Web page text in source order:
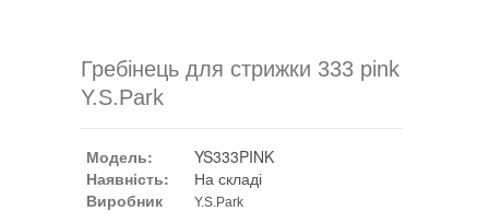
Гребінець для стрижки 333 pink
Y.S.Park
Модель:
YS333PINK
Наявність:
На складі
Виробник
Y.S.Park